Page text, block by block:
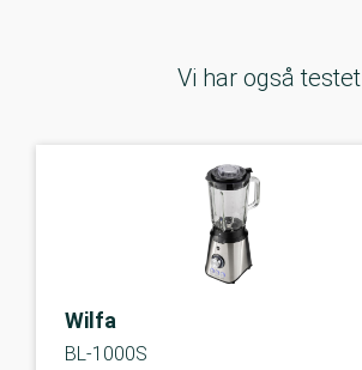
Vi har også testet
Wilfa
BL-1000S